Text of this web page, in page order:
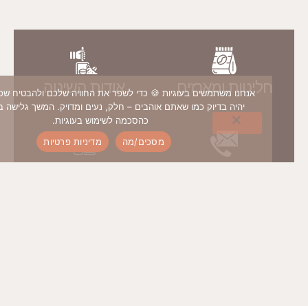
חליטות ומארזים אודות השיטה
אנחנו משתמשים בעוגיות 🍪 כדי לשפר את החוויה שלכם ולהבטיח שכל ביקור
יהיה בדיוק כמו שאתם אוהבים – חלק, נעים ומדויק. המשך גלישה באתר
כהסכמה לשימוש בעוגיות.
מסכים/מה
מדיניות פרטיות